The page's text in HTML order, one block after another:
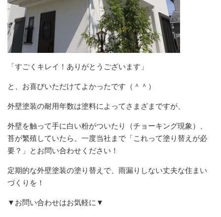
「すごくキレイ！ありがとうございます」
と、お喜びいただけてよかったです（＾＾）
外壁塗装の耐用年数は塗料によってさまざまですが、
外壁を触って手に白い粉がついたり（チョーキング現象）、
苔が繁殖していたら、一度当社まで「これって塗り替えが必
要？」とお問い合わせください！
定期的な外壁塗装の塗り替えで、雨漏りしない丈夫な住まい
づくりを！
▼お問い合わせはお気軽に▼